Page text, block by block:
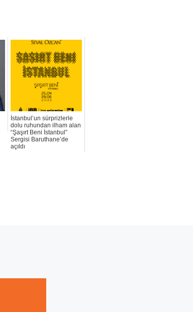
İstanbul’un sürprizlerle
dolu ruhundan ilham alan
“Şaşırt Beni İstanbul”
Sergisi Baruthane’de
açıldı